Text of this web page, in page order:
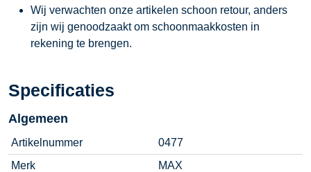
Wij verwachten onze artikelen schoon retour, anders
zijn wij genoodzaakt om schoonmaakkosten in
rekening te brengen.
Specificaties
Algemeen
Artikelnummer
0477
Merk
MAX